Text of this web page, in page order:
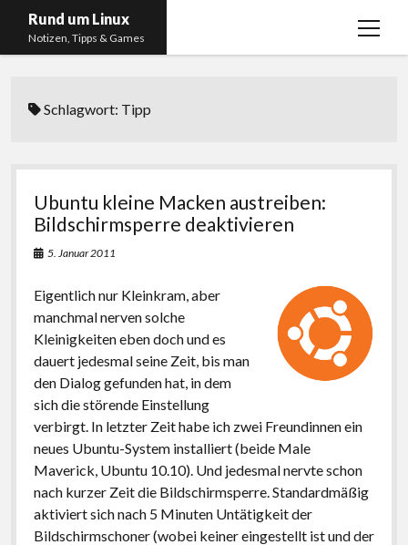
Rund um Linux
Notizen, Tipps & Games
Menü
Linux
About
Impressum
twitterinstagram
youtubetwitch
Schlagwort: Tipp
Ubuntu kleine Macken austreiben:
Bildschirmsperre deaktivieren
5. Januar 2011
Eigentlich nur Kleinkram, aber
manchmal nerven solche
Kleinigkeiten eben doch und es
dauert jedesmal seine Zeit, bis man
den Dialog gefunden hat, in dem
sich die störende Einstellung
verbirgt. In letzter Zeit habe ich zwei Freundinnen ein
neues Ubuntu-System installiert (beide Male
Maverick, Ubuntu 10.10). Und jedesmal nervte schon
nach kurzer Zeit die Bildschirmsperre. Standardmäßig
aktiviert sich nach 5 Minuten Untätigkeit der
Bildschirmschoner (wobei keiner eingestellt ist und der